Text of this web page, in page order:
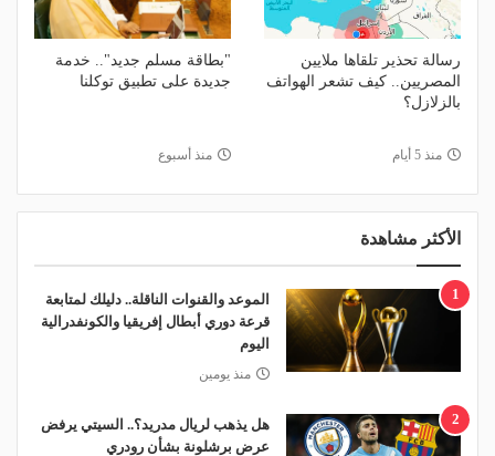
رسالة تحذير تلقاها ملايين
المصريين.. كيف تشعر الهواتف
بالزلازل؟
منذ 5 أيام
"بطاقة مسلم جديد".. خدمة
جديدة على تطبيق توكلنا
منذ أسبوع
الأكثر مشاهدة
1
الموعد والقنوات الناقلة.. دليلك لمتابعة
قرعة دوري أبطال إفريقيا والكونفدرالية
اليوم
منذ يومين
2
هل يذهب لريال مدريد؟.. السيتي يرفض
عرض برشلونة بشأن رودري